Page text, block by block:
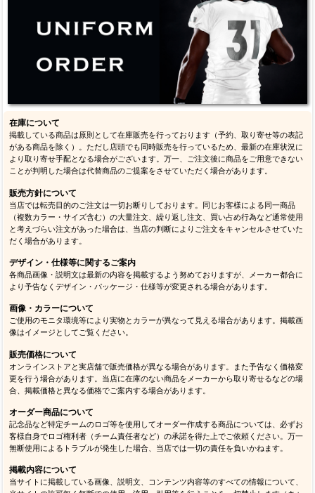
在庫について
掲載している商品は原則として在庫販売を行っております（予約、取り寄せ等の表記
がある商品を除く）。ただし店頭でも同時販売を行っているため、最新の在庫状況に
より取り寄せ手配となる場合がございます。万一、ご注文後に商品をご用意できない
ことが判明した場合は代替商品のご提案をさせていただく場合があります。
販売方針について
当店では転売目的のご注文は一切お断りしております。同じお客様による同一商品
（複数カラー・サイズ含む）の大量注文、繰り返し注文、買い占め行為など通常使用
と考えづらい注文があった場合は、当店の判断によりご注文をキャンセルさせていた
だく場合があります。
デザイン・仕様等に関するご案内
各商品画像・説明文は最新の内容を掲載するよう努めておりますが、メーカー都合に
より予告なくデザイン・パッケージ・仕様等が変更される場合があります。
画像・カラーについて
ご使用のモニタ環境等により実物とカラーが異なって見える場合があります。掲載画
像はイメージとしてご覧ください。
販売価格について
オンラインストアと実店舗で販売価格が異なる場合があります。また予告なく価格変
更を行う場合があります。当店に在庫のない商品をメーカーから取り寄せるなどの場
合、掲載価格と異なる価格でご案内する場合があります。
オーダー商品について
記念品など特定チームのロゴ等を使用してオーダー作成する商品については、必ずお
客様自身でロゴ権利者（チーム責任者など）の承諾を得た上でご依頼ください。万一
無断使用によるトラブルが発生した場合、当店では一切の責任を負いかねます。
掲載内容について
当サイトに掲載している画像、説明文、コンテンツ内容等のすべての情報について、